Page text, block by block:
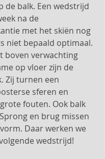
de balk. Een wedstrijd
na de
met het skiën nog
niet bepaald optimaal.
boven verwachting
op vloer zijn de
Zij turnen een
sferen en
fouten. Ook balk
en brug missen
Daar werken we
wedstrijd!